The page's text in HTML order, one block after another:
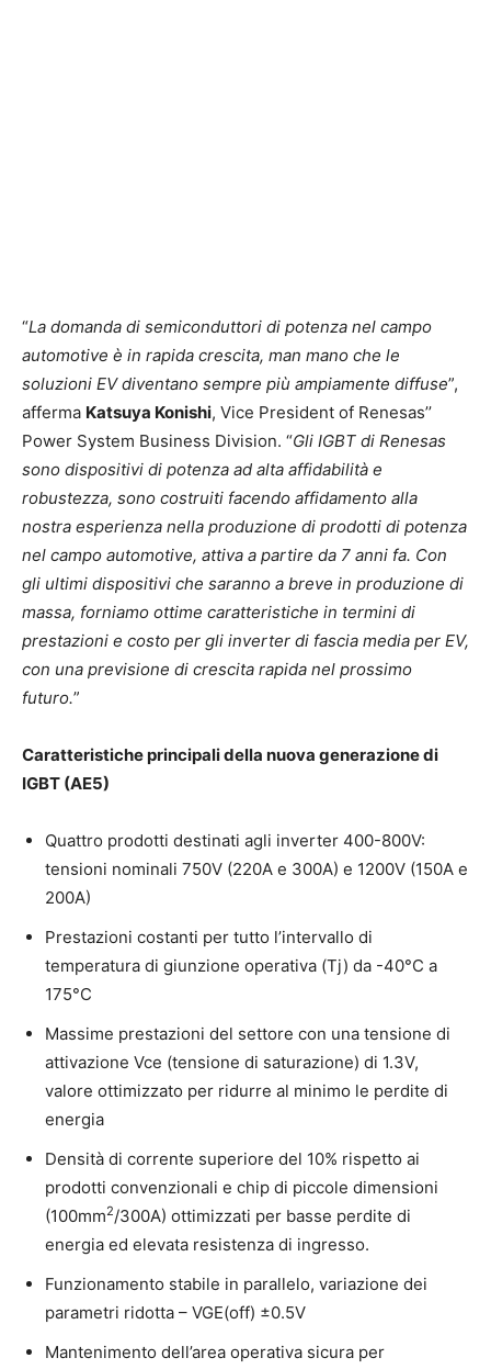
“La domanda di semiconduttori di potenza nel campo
automotive è in rapida crescita, man mano che le
soluzioni EV diventano sempre più ampiamente diffuse”,
afferma Katsuya Konishi, Vice President of Renesas’’
Power System Business Division. “Gli IGBT di Renesas
sono dispositivi di potenza ad alta affidabilità e
robustezza, sono costruiti facendo affidamento alla
nostra esperienza nella produzione di prodotti di potenza
nel campo automotive, attiva a partire da 7 anni fa. Con
gli ultimi dispositivi che saranno a breve in produzione di
massa, forniamo ottime caratteristiche in termini di
prestazioni e costo per gli inverter di fascia media per EV,
con una previsione di crescita rapida nel prossimo
futuro.”
Caratteristiche principali della nuova generazione di
IGBT (AE5)
Quattro prodotti destinati agli inverter 400-800V:
tensioni nominali 750V (220A e 300A) e 1200V (150A e
200A)
Prestazioni costanti per tutto l’intervallo di
temperatura di giunzione operativa (Tj) da -40°C a
175°C
Massime prestazioni del settore con una tensione di
attivazione Vce (tensione di saturazione) di 1.3V,
valore ottimizzato per ridurre al minimo le perdite di
energia
Densità di corrente superiore del 10% rispetto ai
prodotti convenzionali e chip di piccole dimensioni
(100mm2/300A) ottimizzati per basse perdite di
energia ed elevata resistenza di ingresso.
Funzionamento stabile in parallelo, variazione dei
parametri ridotta – VGE(off) ±0.5V
Mantenimento dell’area operativa sicura per